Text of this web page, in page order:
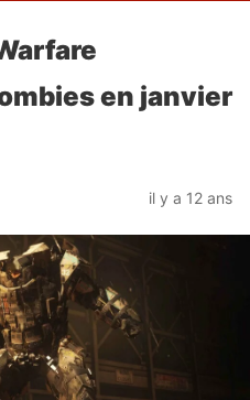
en janvier
il y a 12 ans